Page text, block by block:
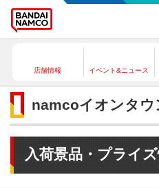
店舗情報 イベント&ニュース
namcoイオンタウ
入荷景品・プライ